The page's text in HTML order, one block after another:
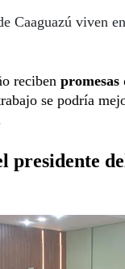
Caaguazú viven
reciben promesas
se podría
presidente